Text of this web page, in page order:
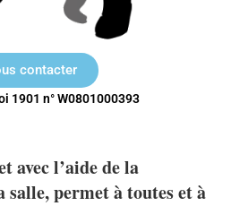
contacter
1901 n° W0801000393
avec l’aide de la
permet à toutes et à